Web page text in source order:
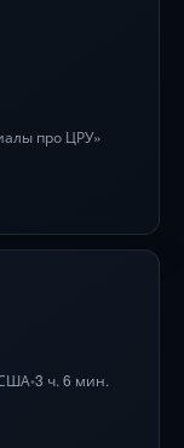
по всей
про ЦРУ»
•3 ч. 6 мин.